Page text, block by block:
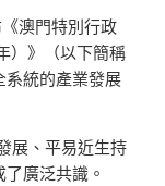
澳門特別行政
）》（以下簡稱
系統的產業發展
展、平易近生持
廣泛共識。